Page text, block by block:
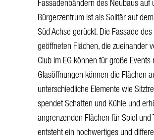
Fassadenbändern des Neubaus auf
Bürgerzentrum ist als Solitär auf
Süd Achse gerückt. Die Fassade
geöffneten Flächen, die zueinander
Club im EG können für große
Glasöffnungen können die Flächen
unterschiedliche Elemente wie
spendet Schatten und Kühle und
angrenzenden Flächen für Spiel
entsteht ein hochwertiges und